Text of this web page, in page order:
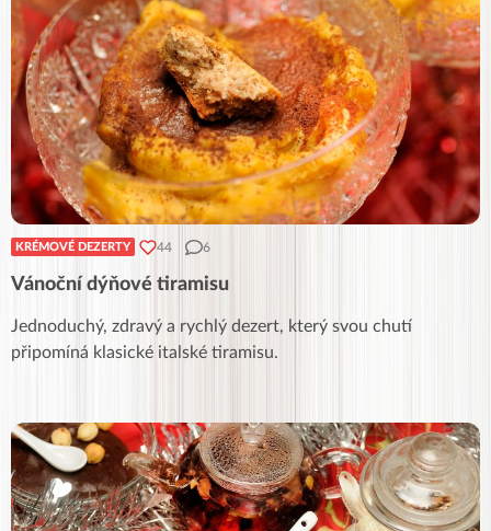
KRÉMOVÉ DEZERTY 44 6
Vánoční dýňové tiramisu
Jednoduchý, zdravý a rychlý dezert, který svou chutí
připomíná klasické italské tiramisu.